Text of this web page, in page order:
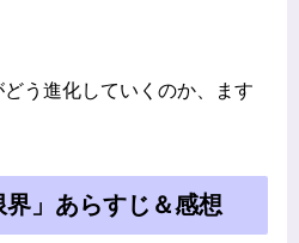
う進化していくのか、ます
」あらすじ＆感想